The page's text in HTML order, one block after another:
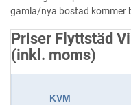
gamla/nya bostad kommer
Priser Flyttstäd
(inkl. moms)
KVM